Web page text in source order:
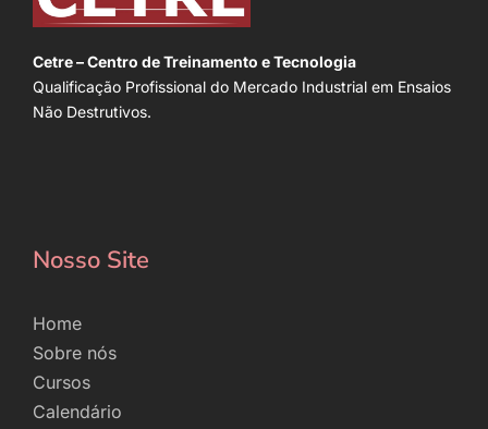
Cetre – Centro de Treinamento e Tecnologia
Qualificação Profissional do Mercado Industrial em Ensaios
Não Destrutivos.
Nosso Site
Home
Sobre nós
Cursos
Calendário